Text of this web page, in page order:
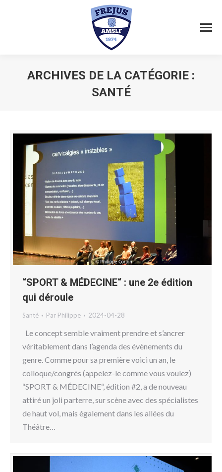
ARCHIVES DE LA CATÉGORIE :
SANTÉ
“SPORT & MÉDECINE“ : une 2e édition
qui déroule
Santé Par Philippe 2024-04-28
Le concept semble vraiment prendre et s’ancrer
véritablement dans l’agenda des évènements du
genre. Comme pour sa première voici un an, le
colloque/congrès (appelez-le comme vous voulez)
“SPORT & MÉDECINE“, édition #2, a de nouveau
attiré un joli parterre, sur scène avec des spécialistes
de haut vol, mais également dans les allées du
Théâtre…